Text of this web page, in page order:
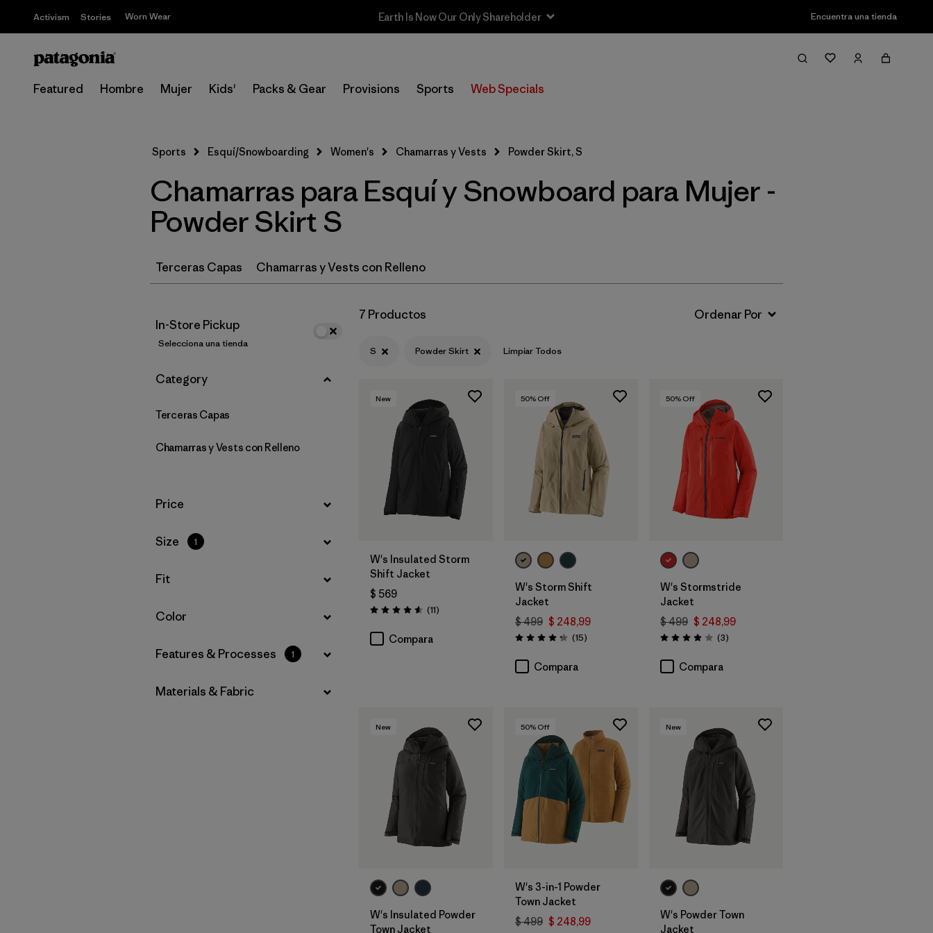
Activism Stories Worn Wear Encuentra una tienda
Featured Hombre Mujer Kids' Packs & Gear Provisions Sports Web Specials
Filter & Sort
Selecciona una tienda
Filtrar por
Price
Filtrar por
Size
Filtrar por
Fit
Filtrar por
Color
Filtrar por
Features & Processes
Filtrar por
Materials & Fabric
Sports Esquí/Snowboarding Women's Chamarras y Vests Powder Skirt, S
Chamarras para Esquí y Snowboard para Mujer -
Powder Skirt S
Terceras Capas Chamarras y Vests con Relleno
In-Store Pickup
Selecciona una tienda
Filtrar por
Category
Terceras Capas
Chamarras y Vests con Relleno
Filtrar por
Price
Filtrar por
Size 1
Filtrar por
Fit
Filtrar por
Color
Filtrar por
Features & Processes 1
Filtrar por
Materials & Fabric
7 Productos
S Powder Skirt Limpiar Todos
New
W's Insulated Storm
Shift Jacket
$ 569
Valoración: 4.5 / 5
(11Comentarios
)
Compara
50% Off
W's Storm Shift
Jacket
$ 499 $ 248,99
Valoración: 4.3 / 5
(15Comentarios
)
Compara
50% Off
W's Stormstride
Jacket
$ 499 $ 248,99
Valoración: 4.0 / 5
(3Comentarios
)
Compara
New
W's Insulated Powder
Town Jacket
50% Off
W's 3-in-1 Powder
Town Jacket
$ 499 $ 248,99
New
W's Powder Town
Jacket